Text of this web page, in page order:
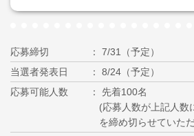
応募締切
7/31（予定）
当選者発表日
8/24（予定）
応募可能人数
先着100名
(応募人数が上記人数
を締め切らせていた